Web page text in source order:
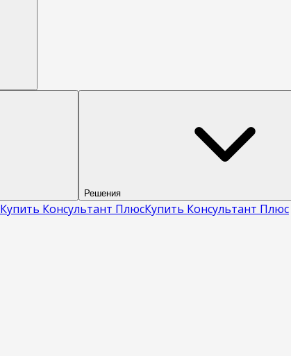
Решения
Купить Консультант ПлюсКупить Консультант Плюс